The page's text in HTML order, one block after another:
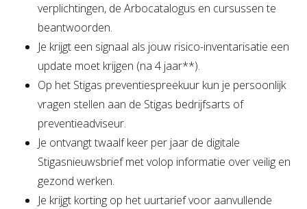
verplichtingen, de Arbocatalogus en cursussen te
beantwoorden.
Je krijgt een signaal als jouw risico-inventarisatie een
update moet krijgen (na 4 jaar**).
Op het Stigas preventiespreekuur kun je persoonlijk
vragen stellen aan de Stigas bedrijfsarts of
preventieadviseur.
Je ontvangt twaalf keer per jaar de digitale
Stigasnieuwsbrief met volop informatie over veilig en
gezond werken.
Je krijgt korting op het uurtarief voor aanvullende